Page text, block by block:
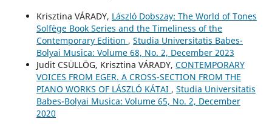
Krisztina VÁRADY, László Dobszay: The World of Tones
Solfège Book Series and the Timeliness of the
Contemporary Edition , Studia Universitatis Babes-
Bolyai Musica: Volume 68, No. 2, December 2023
Judit CSÜLLÖG, Krisztina VÁRADY, CONTEMPORARY
VOICES FROM EGER. A CROSS-SECTION FROM THE
PIANO WORKS OF LÁSZLÓ KÁTAI , Studia Universitatis
Babes-Bolyai Musica: Volume 65, No. 2, December
2020